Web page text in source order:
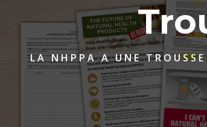
LA NHPPA A UNE